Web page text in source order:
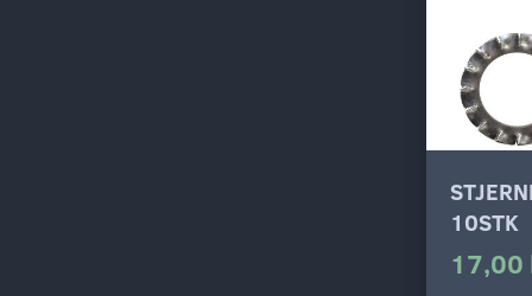
10STK
17,00